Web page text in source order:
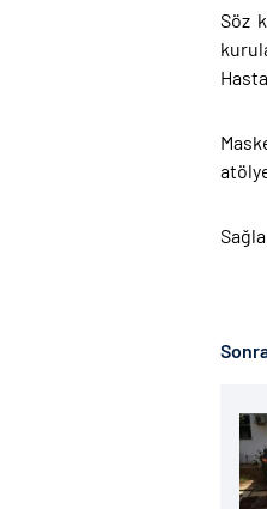
Söz